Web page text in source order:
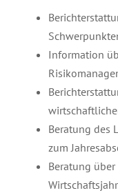
Information
Beratung des
zum
Beratung